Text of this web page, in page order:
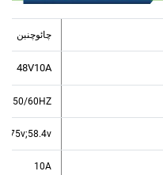
چائوچنبن
48V10A
60HZ
10A